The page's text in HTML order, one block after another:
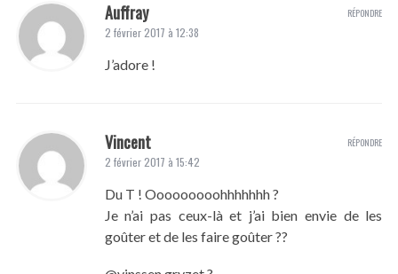
Auffray
2 février 2017 à 12:38
J’adore !
RÉPONDRE
Vincent
2 février 2017 à 15:42
Du T ! Ooooooooohhhhhhh ?
Je n’ai pas ceux-là et j’ai bien envie de les
goûter et de les faire goûter ??
RÉPONDRE